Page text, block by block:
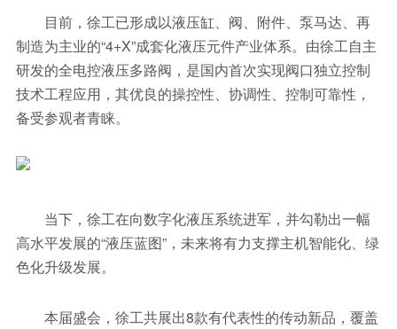
目前，徐工已形成以液压缸、阀、附件、泵马达、再
制造为主业的“4+X”成套化液压元件产业体系。由徐工自主
研发的全电控液压多路阀，是国内首次实现阀口独立控制
技术工程应用，其优良的操控性、协调性、控制可靠性，
备受参观者青睐。
当下，徐工在向数字化液压系统进军，并勾勒出一幅
高水平发展的“液压蓝图”，未来将有力支撑主机智能化、绿
色化升级发展。
本届盛会，徐工共展出8款有代表性的传动新品，覆盖